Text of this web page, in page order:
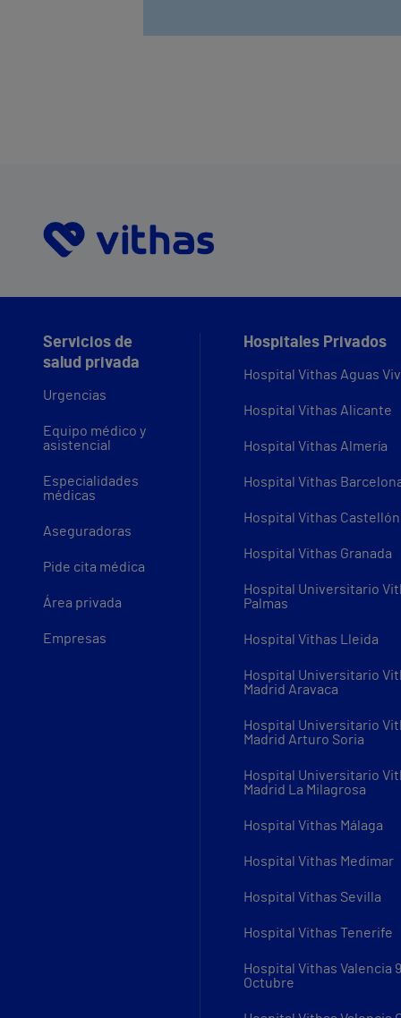
Servicios de
salud privada
Urgencias
Equipo médico y
asistencial
Especialidades
médicas
Aseguradoras
Pide cita médica
Área privada
Empresas
Hospitales Privados
Hospital Vithas Aguas
Hospital Vithas Alicante
Hospital Vithas Almería
Hospital Vithas
Hospital Vithas Castellón
Hospital Vithas Granada
Hospital Universitario
Palmas
Hospital Vithas Lleida
Hospital Universitario
Madrid Aravaca
Hospital Universitario
Madrid Arturo Soria
Hospital Universitario
Madrid La Milagrosa
Hospital Vithas Málaga
Hospital Vithas Medimar
Hospital Vithas Sevilla
Hospital Vithas Tenerife
Hospital Vithas Valencia
Octubre